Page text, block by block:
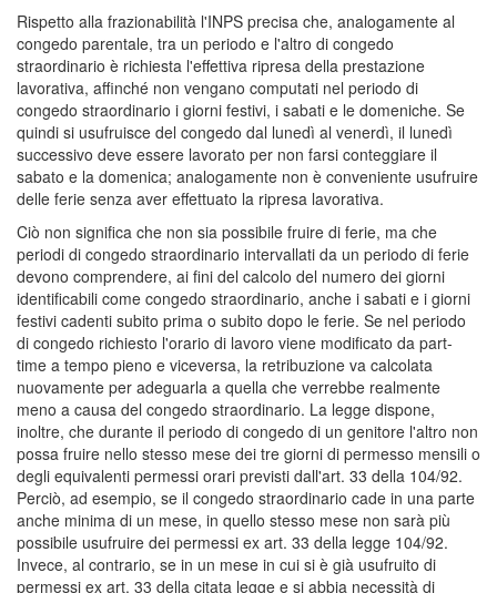
Rispetto alla frazionabilità l'INPS precisa che, analogamente al
congedo parentale, tra un periodo e l'altro di congedo
straordinario è richiesta l'effettiva ripresa della prestazione
lavorativa, affinché non vengano computati nel periodo di
congedo straordinario i giorni festivi, i sabati e le domeniche. Se
quindi si usufruisce del congedo dal lunedì al venerdì, il lunedì
successivo deve essere lavorato per non farsi conteggiare il
sabato e la domenica; analogamente non è conveniente usufruire
delle ferie senza aver effettuato la ripresa lavorativa.
Ciò non significa che non sia possibile fruire di ferie, ma che
periodi di congedo straordinario intervallati da un periodo di ferie
devono comprendere, ai fini del calcolo del numero dei giorni
identificabili come congedo straordinario, anche i sabati e i giorni
festivi cadenti subito prima o subito dopo le ferie. Se nel periodo
di congedo richiesto l'orario di lavoro viene modificato da part-
time a tempo pieno e viceversa, la retribuzione va calcolata
nuovamente per adeguarla a quella che verrebbe realmente
meno a causa del congedo straordinario. La legge dispone,
inoltre, che durante il periodo di congedo di un genitore l'altro non
possa fruire nello stesso mese dei tre giorni di permesso mensili o
degli equivalenti permessi orari previsti dall'art. 33 della 104/92.
Perciò, ad esempio, se il congedo straordinario cade in una parte
anche minima di un mese, in quello stesso mese non sarà più
possibile usufruire dei permessi ex art. 33 della legge 104/92.
Invece, al contrario, se in un mese in cui si è già usufruito di
permessi ex art. 33 della citata legge e si abbia necessità di